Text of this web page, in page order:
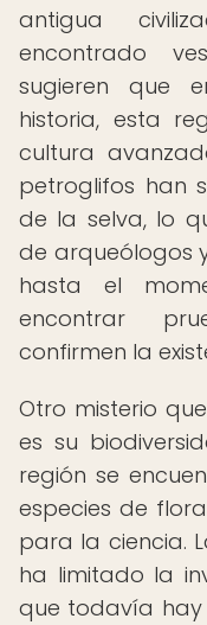
antigua
encontrado
sugieren que
historia, esta
cultura
petroglifos han
de la selva, lo
de arqueólogos
hasta el
encontrar
confirmen la
Otro misterio
es su
región se
especies de
para la ciencia.
ha limitado la
que todavía hay